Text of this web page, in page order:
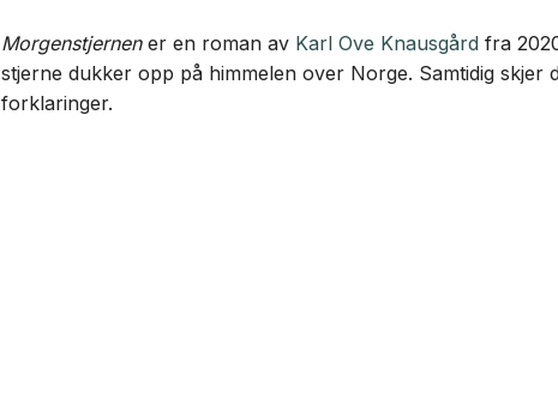
Morgenstjernener en roman av Karl Ove Knausgård fra
stjerne dukker opp på himmelen over Norge. Samtidig skjer
forklaringer.